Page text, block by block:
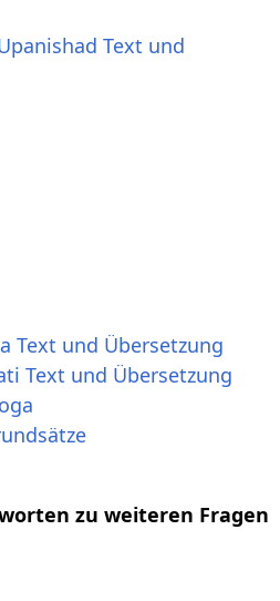
Text und
Text und Übersetzung
Text und Übersetzung
zu weiteren Fragen